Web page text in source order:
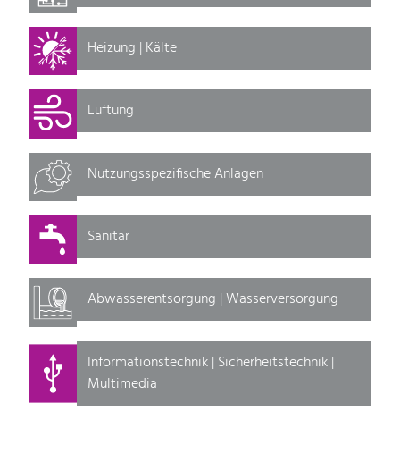
Heizung | Kälte
Lüftung
Nutzungsspezifische Anlagen
Sanitär
Abwasserentsorgung | Wasserversorgung
Informationstechnik | Sicherheitstechnik |
Multimedia